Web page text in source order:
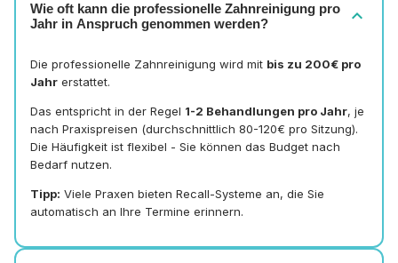
Wie oft kann die professionelle Zahnreinigung pro
Jahr in Anspruch genommen werden?
expand_more
Die professionelle Zahnreinigung wird mit bis zu 200€ pro
Jahr erstattet.
Das entspricht in der Regel 1-2 Behandlungen pro Jahr, je
nach Praxispreisen (durchschnittlich 80-120€ pro Sitzung).
Die Häufigkeit ist flexibel - Sie können das Budget nach
Bedarf nutzen.
Tipp: Viele Praxen bieten Recall-Systeme an, die Sie
automatisch an Ihre Termine erinnern.